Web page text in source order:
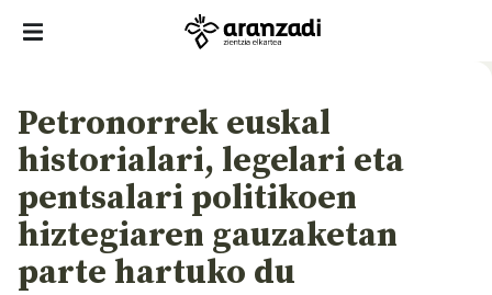
Petronorrek euskal
historialari, legelari eta
pentsalari politikoen
hiztegiaren gauzaketan
parte hartuko du